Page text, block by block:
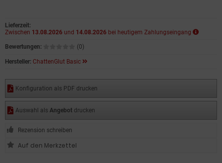
Lieferzeit:
Zwischen 13.08.2026 und 14.08.2026 bei heutigem Zahlungseingang
Bewertungen: (0)
Hersteller: ChattenGlut Basic
Konfiguration als PDF drucken
Auswahl als Angebot drucken
Rezension schreiben